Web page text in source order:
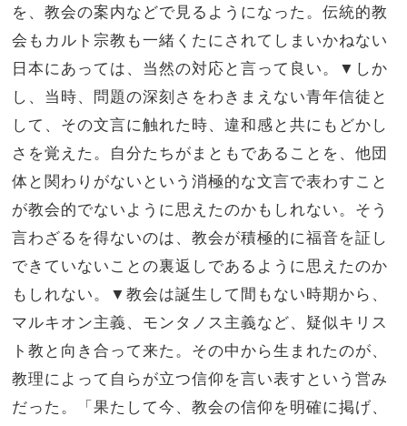
を、教会の案内などで見るようになった。伝統的教
会もカルト宗教も一緒くたにされてしまいかねない
日本にあっては、当然の対応と言って良い。▼しか
し、当時、問題の深刻さをわきまえない青年信徒と
して、その文言に触れた時、違和感と共にもどかし
さを覚えた。自分たちがまともであることを、他団
体と関わりがないという消極的な文言で表わすこと
が教会的でないように思えたのかもしれない。そう
言わざるを得ないのは、教会が積極的に福音を証し
できていないことの裏返しであるように思えたのか
もしれない。▼教会は誕生して間もない時期から、
マルキオン主義、モンタノス主義など、疑似キリス
ト教と向き合って来た。その中から生まれたのが、
教理によって自らが立つ信仰を言い表すという営み
だった。「果たして今、教会の信仰を明確に掲げ、